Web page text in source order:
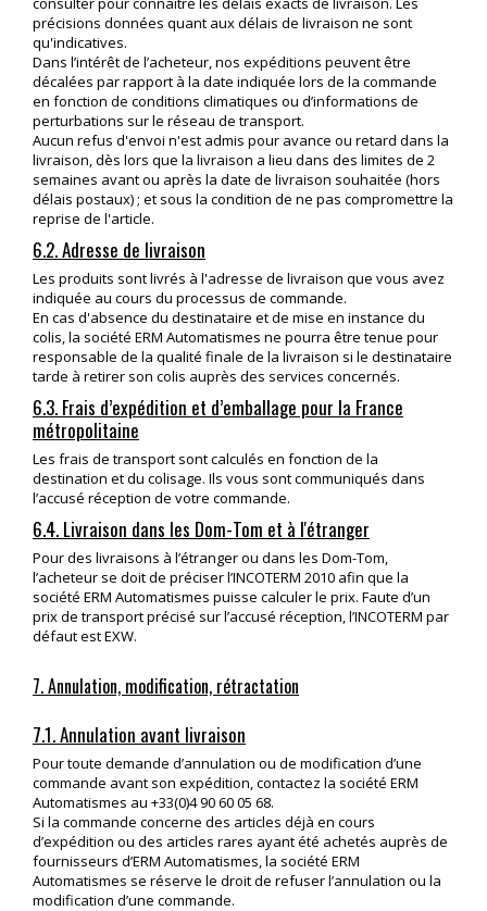
précisions données quant aux délais de livraison ne sont
qu'indicatives.
Dans l’intérêt de l’acheteur, nos expéditions peuvent être
décalées par rapport à la date indiquée lors de la commande
en fonction de conditions climatiques ou d’informations de
perturbations sur le réseau de transport.
Aucun refus d'envoi n'est admis pour avance ou retard dans la
livraison, dès lors que la livraison a lieu dans des limites de 2
semaines avant ou après la date de livraison souhaitée (hors
délais postaux) ; et sous la condition de ne pas compromettre la
reprise de l'article.
6.2. Adresse de livraison
Les produits sont livrés à l'adresse de livraison que vous avez
indiquée au cours du processus de commande.
En cas d'absence du destinataire et de mise en instance du
colis, la société ERM Automatismes ne pourra être tenue pour
responsable de la qualité finale de la livraison si le destinataire
tarde à retirer son colis auprès des services concernés.
6.3. Frais d’expédition et d’emballage pour la France
métropolitaine
Les frais de transport sont calculés en fonction de la
destination et du colisage. Ils vous sont communiqués dans
l’accusé réception de votre commande.
6.4. Livraison dans les Dom-Tom et à l'étranger
Pour des livraisons à l’étranger ou dans les Dom-Tom,
l’acheteur se doit de préciser l’INCOTERM 2010 afin que la
société ERM Automatismes puisse calculer le prix. Faute d’un
prix de transport précisé sur l’accusé réception, l’INCOTERM par
défaut est EXW.
7. Annulation, modification, rétractation
7.1. Annulation avant livraison
Pour toute demande d’annulation ou de modification d’une
commande avant son expédition, contactez la société ERM
Automatismes au +33(0)4 90 60 05 68.
Si la commande concerne des articles déjà en cours
d’expédition ou des articles rares ayant été achetés auprès de
fournisseurs d’ERM Automatismes, la société ERM
Automatismes se réserve le droit de refuser l’annulation ou la
modification d’une commande.